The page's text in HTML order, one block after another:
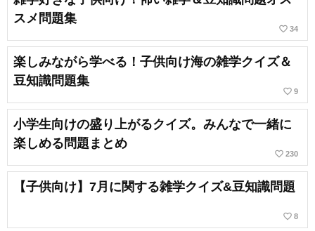
スメ問題集
favorite_border 34
楽しみながら学べる！子供向け海の雑学クイズ＆
豆知識問題集
favorite_border 9
小学生向けの盛り上がるクイズ。みんなで一緒に
楽しめる問題まとめ
favorite_border 230
【子供向け】7月に関する雑学クイズ&豆知識問題
favorite_border 8